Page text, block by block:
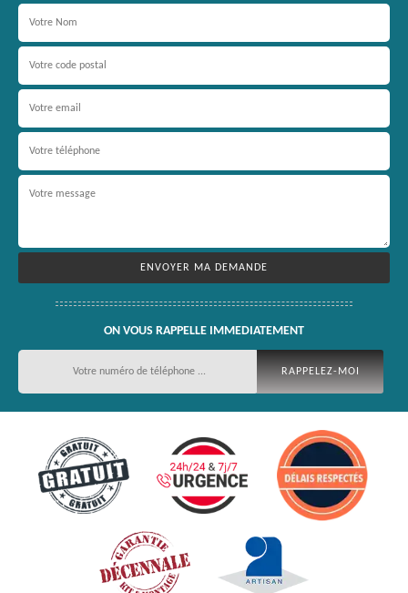
ON VOUS RAPPELLE IMMEDIATEMENT